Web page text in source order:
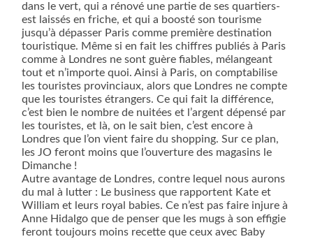
dans le vert, qui a rénové une partie de ses quartiers-
est laissés en friche, et qui a boosté son tourisme
jusqu’à dépasser Paris comme première destination
touristique. Même si en fait les chiffres publiés à Paris
comme à Londres ne sont guère fiables, mélangeant
tout et n’importe quoi. Ainsi à Paris, on comptabilise
les touristes provinciaux, alors que Londres ne compte
que les touristes étrangers. Ce qui fait la différence,
c’est bien le nombre de nuitées et l’argent dépensé par
les touristes, et là, on le sait bien, c’est encore à
Londres que l’on vient faire du shopping. Sur ce plan,
les JO feront moins que l’ouverture des magasins le
Dimanche !
Autre avantage de Londres, contre lequel nous aurons
du mal à lutter : Le business que rapportent Kate et
William et leurs royal babies. Ce n’est pas faire injure à
Anne Hidalgo que de penser que les mugs à son effigie
feront toujours moins recette que ceux avec Baby